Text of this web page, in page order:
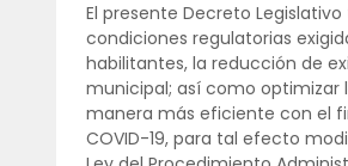
El presente Decreto
condiciones regulatorias
habilitantes, la reducción de
municipal; así como optimizar
manera más eficiente con el
COVID-19, para tal efecto